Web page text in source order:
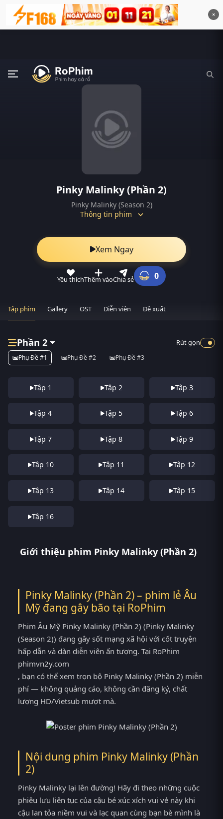
×
Pinky Malinky (Phần 2)
Pinky Malinky (Season 2)
Thông tin phim
Xem Ngay
Yêu thíchThêm vàoChia sẻ 0
Tập phim Gallery OST Diễn viên Đề xuất
Phần 2
Phụ Đề #1 Phụ Đề #2 Phụ Đề #3
Rút gọn
Tập 1 Tập 2 Tập 3
Tập 4 Tập 5 Tập 6
Tập 7 Tập 8 Tập 9
Tập 10 Tập 11 Tập 12
Tập 13 Tập 14 Tập 15
Tập 16
Giới thiệu phim Pinky Malinky (Phần 2)
Pinky Malinky (Phần 2) – phim lẻ Âu
Mỹ đang gây bão tại RoPhim
Phim Âu Mỹ Pinky Malinky (Phần 2) (Pinky Malinky
(Season 2)) đang gây sốt mạng xã hội với cốt truyện
hấp dẫn và dàn diễn viên ấn tượng. Tại RoPhim
phimvn2y.com
, bạn có thể xem trọn bộ Pinky Malinky (Phần 2) miễn
phí — không quảng cáo, không cần đăng ký, chất
lượng HD/Vietsub mượt mà.
Nội dung phim Pinky Malinky (Phần
2)
Pinky Malinky lại lên đường! Hãy đi theo những cuộc
phiêu lưu liên tục của cậu bé xúc xích vui vẻ này khi
cậu lan tỏa niềm vui và lạc quan cùng bạn bè mình là